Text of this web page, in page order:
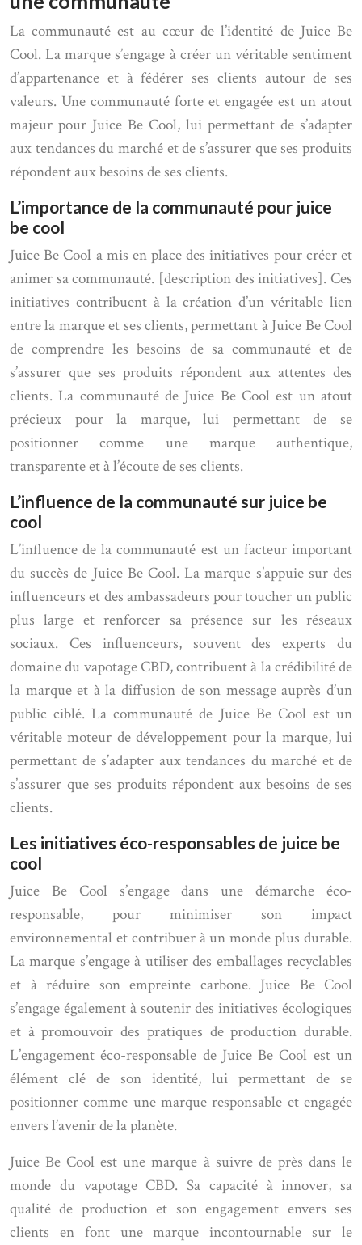
La communauté est au cœur de l’identité de Juice Be
Cool. La marque s’engage à créer un véritable sentiment
d’appartenance et à fédérer ses clients autour de ses
valeurs. Une communauté forte et engagée est un atout
majeur pour Juice Be Cool, lui permettant de s’adapter
aux tendances du marché et de s’assurer que ses produits
répondent aux besoins de ses clients.
L’importance de la communauté pour juice
be cool
Juice Be Cool a mis en place des initiatives pour créer et
animer sa communauté. [description des initiatives]. Ces
initiatives contribuent à la création d’un véritable lien
entre la marque et ses clients, permettant à Juice Be Cool
de comprendre les besoins de sa communauté et de
s’assurer que ses produits répondent aux attentes des
clients. La communauté de Juice Be Cool est un atout
précieux pour la marque, lui permettant de se
positionner comme une marque authentique,
transparente et à l’écoute de ses clients.
L’influence de la communauté sur juice be
cool
L’influence de la communauté est un facteur important
du succès de Juice Be Cool. La marque s’appuie sur des
influenceurs et des ambassadeurs pour toucher un public
plus large et renforcer sa présence sur les réseaux
sociaux. Ces influenceurs, souvent des experts du
domaine du vapotage CBD, contribuent à la crédibilité de
la marque et à la diffusion de son message auprès d’un
public ciblé. La communauté de Juice Be Cool est un
véritable moteur de développement pour la marque, lui
permettant de s’adapter aux tendances du marché et de
s’assurer que ses produits répondent aux besoins de ses
clients.
Les initiatives éco-responsables de juice be
cool
Juice Be Cool s’engage dans une démarche éco-
responsable, pour minimiser son impact
environnemental et contribuer à un monde plus durable.
La marque s’engage à utiliser des emballages recyclables
et à réduire son empreinte carbone. Juice Be Cool
s’engage également à soutenir des initiatives écologiques
et à promouvoir des pratiques de production durable.
L’engagement éco-responsable de Juice Be Cool est un
élément clé de son identité, lui permettant de se
positionner comme une marque responsable et engagée
envers l’avenir de la planète.
Juice Be Cool est une marque à suivre de près dans le
monde du vapotage CBD. Sa capacité à innover, sa
qualité de production et son engagement envers ses
clients en font une marque incontournable sur le